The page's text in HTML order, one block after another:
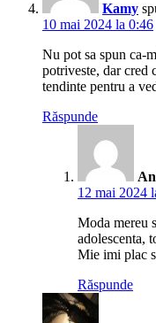
Kamy
10 mai 2024 la 0:46
Nu pot sa spun ca-
potriveste, dar cred
tendinte pentru a
Răspunde
12 mai 2024
Moda mereu
adolescenta,
Mie imi plac
Răspunde